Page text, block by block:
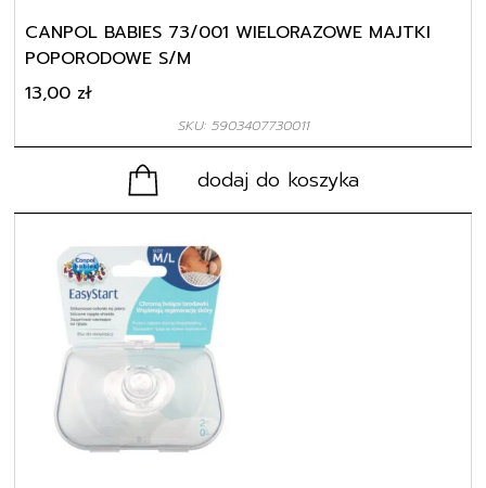
CANPOL BABIES 73/001 WIELORAZOWE MAJTKI
POPORODOWE S/M
SKU: 5903407730011
13,00 zł
dodaj do koszyka